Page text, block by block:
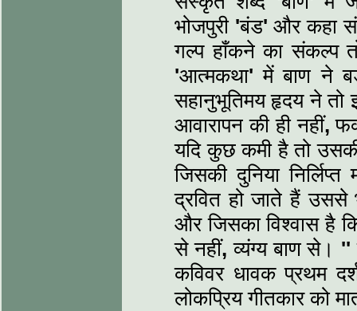
भोजपुरी 'बंड' और कहा
गल्‍प हाँकने का संकल्‍प
'आत्‍मकथा' में बाण ने
सहानुभूतिमय हृदय ने तो
आवारापन की ही नहीं,
यदि कुछ कमी है तो
जिसकी दुनिया
द्रवित हो जाते हैं उससे
और जिसका विश्‍वास है
से नहीं, व्‍यंग्य बाण से। ''
कविवर धावक प्रथम
लोकप्रिय गीतकार को